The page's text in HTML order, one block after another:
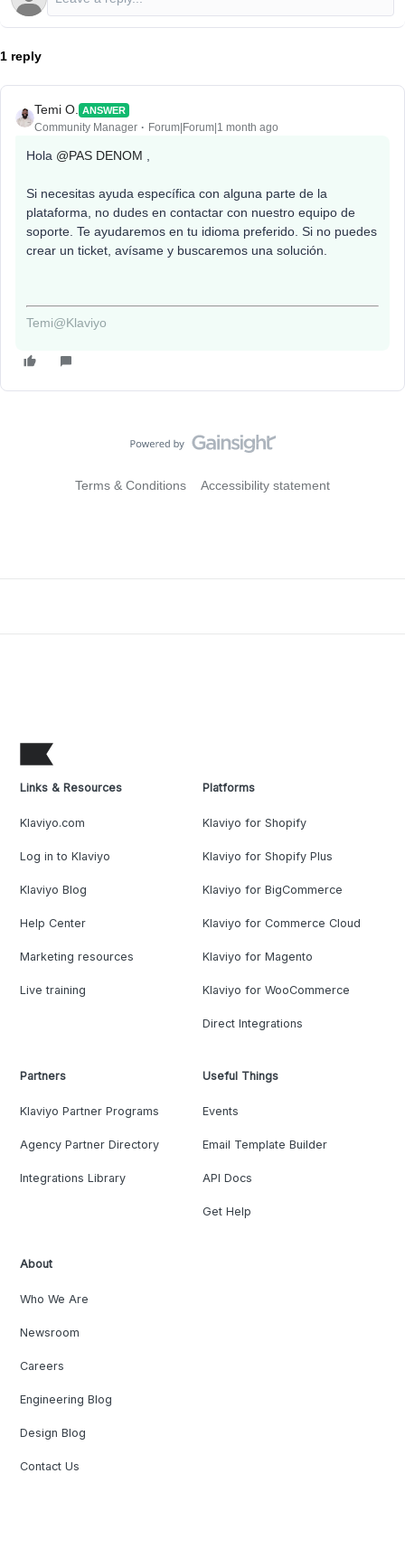
1 reply
Temi O. ANSWER
Community Manager Forum|Forum|1 month ago
Hola ​ @PAS DENOM
Si necesitas ayuda específica con alguna parte de la
plataforma, no dudes en contactar con nuestro equipo de
soporte. Te ayudaremos en tu idioma preferido. Si no puedes
crear un ticket, avísame y buscaremos una solución.
Temi@Klaviyo
Terms & Conditions Accessibility statement
Links & Resources
Klaviyo.com
Log in to Klaviyo
Klaviyo Blog
Help Center
Marketing resources
Live training
Platforms
Klaviyo for Shopify
Klaviyo for Shopify Plus
Klaviyo for BigCommerce
Klaviyo for Commerce Cloud
Klaviyo for Magento
Klaviyo for WooCommerce
Direct Integrations
Partners
Klaviyo Partner Programs
Agency Partner Directory
Integrations Library
Useful Things
Events
Email Template Builder
API Docs
Get Help
About
Who We Are
Newsroom
Careers
Engineering Blog
Design Blog
Contact Us